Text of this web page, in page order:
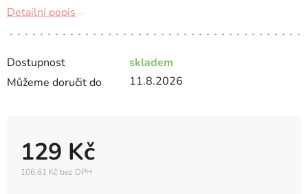
Dostupnost
skladem
Můžeme doručit do
11.8.2026
129 Kč
106,61 Kč bez DPH
Detailní popis